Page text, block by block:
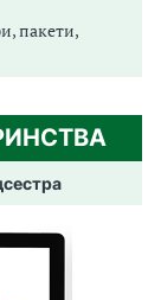
пакети,